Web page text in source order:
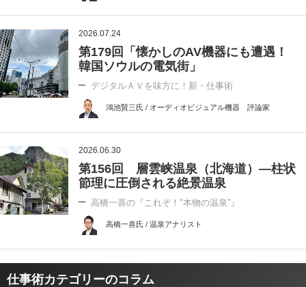
2026.07.24
第179回「懐かしのAV機器にも遭遇！
韓国ソウルの電気街」
デジタルＡＶを味方に！新・仕事術
鴻池賢三氏 / オーディオビジュアル機器 評論家
2026.06.30
第156回 層雲峡温泉（北海道）―柱状
節理に圧倒される絶景温泉
高橋一喜の『これぞ！"本物の温泉"』
高橋一喜氏 / 温泉アナリスト
仕事術カテゴリーのコラム